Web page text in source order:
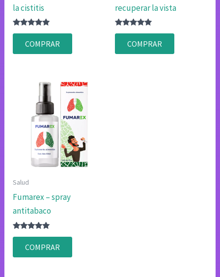
la cistitis
Valorado
4.80
de 5
COMPRAR
recuperar la vista
Valorado
4.75
de 5
COMPRAR
Salud
Fumarex – spray
antitabaco
Valorado
4.83
de 5
COMPRAR